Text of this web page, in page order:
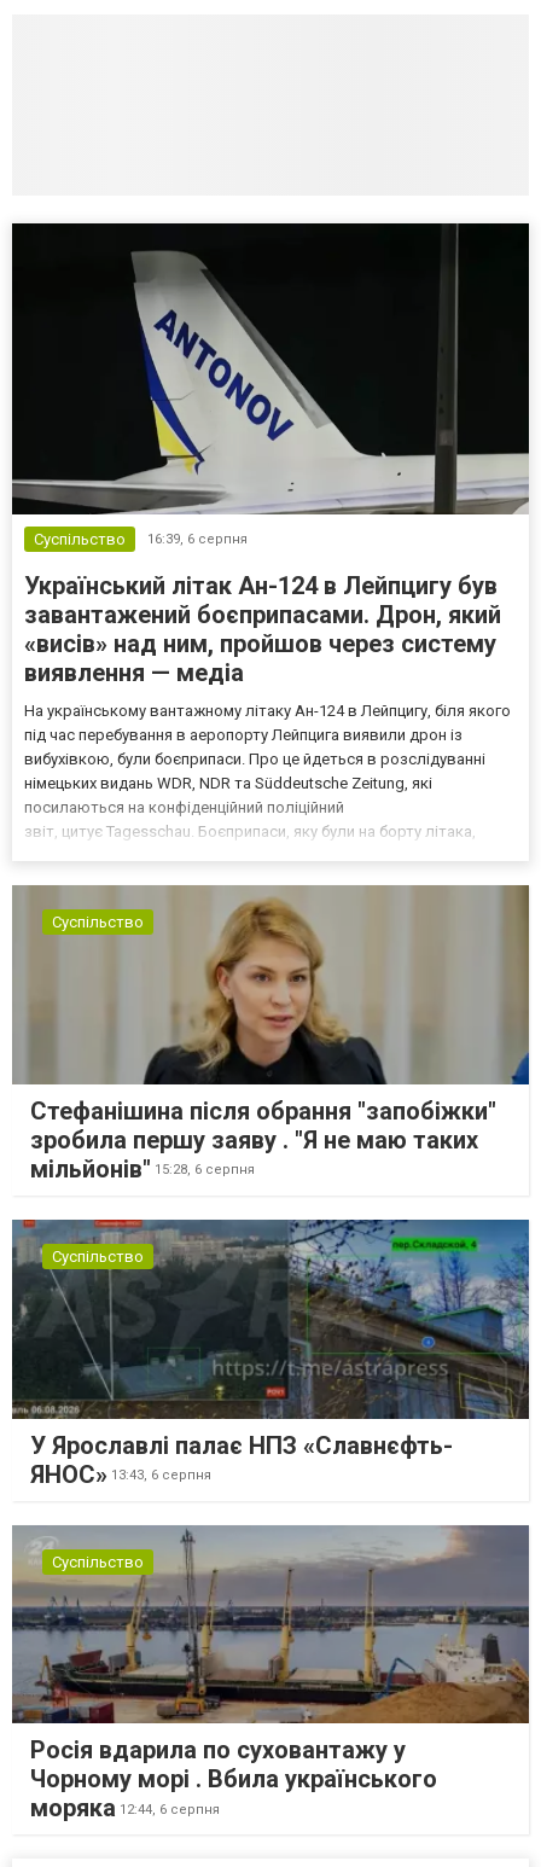
Суспільство 16:39, 6 серпня
Український літак Ан-124 в Лейпцигу був
завантажений боєприпасами. Дрон, який
«висів» над ним, пройшов через систему
виявлення — медіа
На українському вантажному літаку Ан-124 в Лейпцигу, біля якого
під час перебування в аеропорту Лейпцига виявили дрон із
вибухівкою, були боєприпаси. Про це йдеться в розслідуванні
німецьких видань WDR, NDR та Süddeutsche Zeitung, які
посилаються на конфіденційний поліційний
звіт, цитує Tagesschau. Боєприпаси, яку були на борту літака,
Суспільство
Стефанішина після обрання "запобіжки"
зробила першу заяву . "Я не маю таких
мільйонів" 15:28, 6 серпня
Суспільство
У Ярославлі палає НПЗ «Славнєфть-
ЯНОС» 13:43, 6 серпня
Суспільство
Росія вдарила по суховантажу у
Чорному морі . Вбила українського
моряка 12:44, 6 серпня